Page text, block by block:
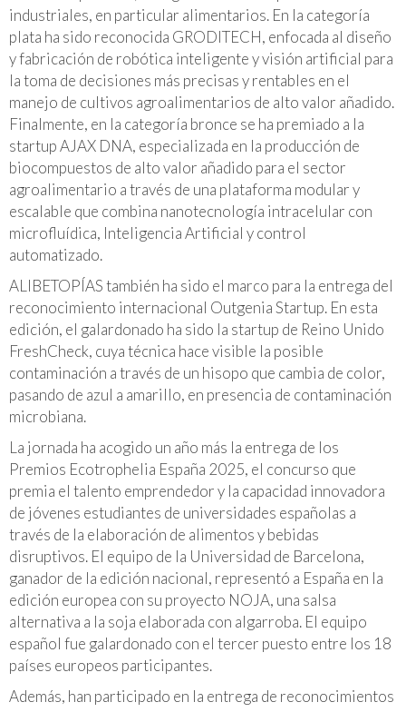
industriales, en particular alimentarios. En la categoría
plata ha sido reconocida GRODITECH, enfocada al diseño
y fabricación de robótica inteligente y visión artificial para
la toma de decisiones más precisas y rentables en el
manejo de cultivos agroalimentarios de alto valor añadido.
Finalmente, en la categoría bronce se ha premiado a la
startup AJAX DNA, especializada en la producción de
biocompuestos de alto valor añadido para el sector
agroalimentario a través de una plataforma modular y
escalable que combina nanotecnología intracelular con
microfluídica, Inteligencia Artificial y control
automatizado.
ALIBETOPÍAS también ha sido el marco para la entrega del
reconocimiento internacional Outgenia Startup. En esta
edición, el galardonado ha sido la startup de Reino Unido
FreshCheck, cuya técnica hace visible la posible
contaminación a través de un hisopo que cambia de color,
pasando de azul a amarillo, en presencia de contaminación
microbiana.
La jornada ha acogido un año más la entrega de los
Premios Ecotrophelia España 2025, el concurso que
premia el talento emprendedor y la capacidad innovadora
de jóvenes estudiantes de universidades españolas a
través de la elaboración de alimentos y bebidas
disruptivos. El equipo de la Universidad de Barcelona,
ganador de la edición nacional, representó a España en la
edición europea con su proyecto NOJA, una salsa
alternativa a la soja elaborada con algarroba. El equipo
español fue galardonado con el tercer puesto entre los 18
países europeos participantes.
Además, han participado en la entrega de reconocimientos